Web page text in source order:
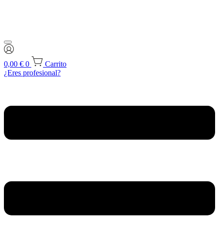
0,00 € 0
Carrito
¿Eres profesional?